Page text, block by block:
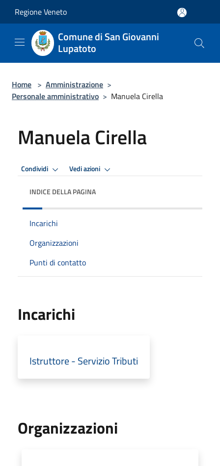
Regione Veneto
Comune di San Giovanni
Lupatoto
Home > Amministrazione >
Personale amministrativo > Manuela Cirella
Manuela Cirella
Condividi Vedi azioni
INDICE DELLA PAGINA
Incarichi
Organizzazioni
Punti di contatto
Incarichi
Istruttore - Servizio Tributi
Organizzazioni